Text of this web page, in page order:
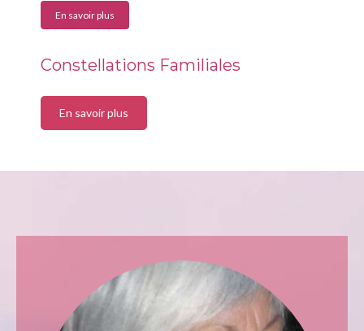
En savoir plus
Constellations Familiales
En savoir plus